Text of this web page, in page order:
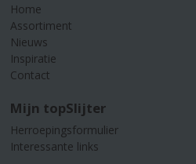
Home
Assortiment
Nieuws
Inspiratie
Contact
Mijn topSlijter
Herroepingsformulier
Interessante links